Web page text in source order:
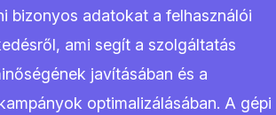
bizonyos adatokat a felhasználói
ami segít a szolgáltatás
javításában és a
optimalizálásában. A gépi